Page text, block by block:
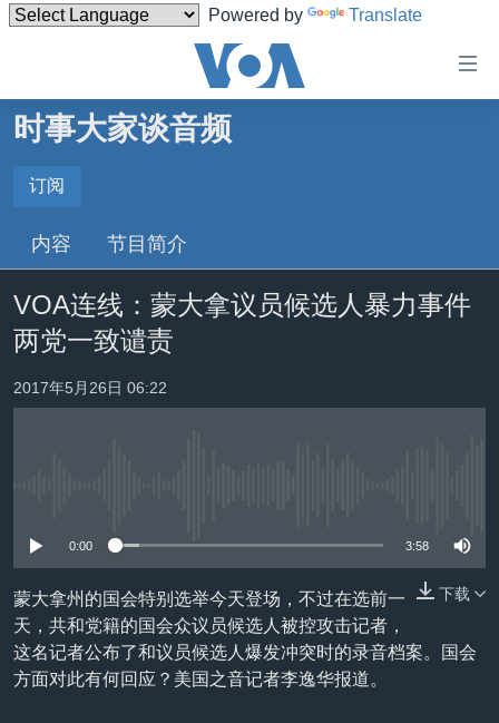
Powered by Translate
碍
到
内
容
跳
转
到
检
索
主页
美国
台湾
港澳
国际
最新国际新闻
非洲
美洲
全球议题
分类新闻
军事
劳工
环境
国会报道
美中关系
美国建国250周年
埃博拉疫情
VOA今日焦点
中文广播
关注我们
时事大家谈音频
订阅
Spotify
订阅
内容 节目简介
VOA连线：蒙大拿议员候选人暴力事件
两党一致谴责
2017年5月26日 06:22
0:00 3:58
下载
蒙大拿州的国会特别选举今天登场，不过在选前一
天，共和党籍的国会众议员候选人被控攻击记者，
这名记者公布了和议员候选人爆发冲突时的录音档案。国会
方面对此有何回应？美国之音记者李逸华报道。